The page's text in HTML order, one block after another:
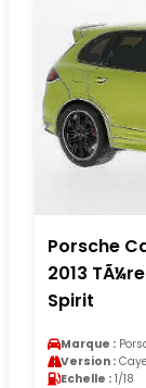
Porsche
2013
Spirit
Marque :
Version :
Echelle : 1/18